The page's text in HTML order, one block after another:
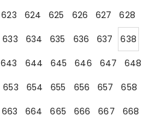
623 624 625 626 627
628
633 634 635 636 637
638
643 644 645 646 647
648
653 654 655 656 657
658
663 664 665 666 667
668